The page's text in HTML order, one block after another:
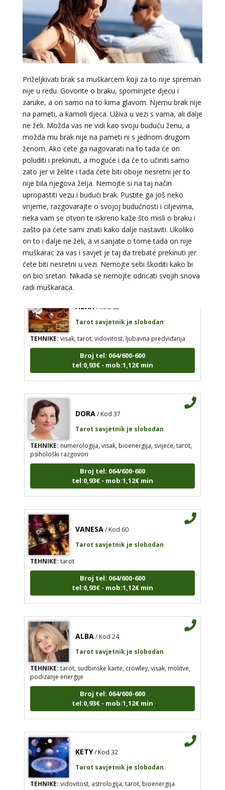
Priželjkivati brak sa muškarcem koji za to nije spreman
nije u redu. Govorite o braku, spominjete djecu i
zaruke, a on samo na to kima glavom. Njemu brak nije
na pameti, a kamoli djeca. Uživa u vezi s vama, ali dalje
ne želi. Možda vas ne vidi kao svoju buduću ženu, a
možda mu brak nije na pameti ni s jednom drugom
ženom. Ako ćete ga nagovarati na to tada će on
poluditi i prekinuti, a moguće i da će to učiniti samo
zato jer vi želite i tada ćete biti oboje nesretni jer to
nije bila njegova želja. Nemojte si na taj način
upropastiti vezu i budući brak. Pustite ga još neko
vrijeme, razgovarajte o svojoj budućnosti i ciljevima,
neka vam se otvori te iskreno kaže što misli o braku i
zašto pa ćete sami znati kako dalje nastaviti. Ukoliko
on to i dalje ne želi, a vi sanjate o tome tada on nije
muškarac za vas i savjet je taj da trebate prekinuti jer
ćete biti nesretni u vezi. Nemojte sebi škoditi kako bi
on bio sretan. Nikada se nemojte odricati svojih snova
radi muškaraca.
DIJA/ Kod 64
Tarot savjetnik je slobodan
TEHNIKE: vedska astrologija (jyotish), reiki, tarot, oracle
karte, duhovni razgovori
Broj tel: 064/600-600
tel:0,93€ - mob:1,12€ min
STOJA/ Kod 31
Tarot savjetnik je slobodan
TEHNIKE:kristalna kugla, tarot, vidovitost, visak
Broj tel: 064/600-600
tel:0,93€ - mob:1,12€ min
Tarot savjetnik je slobodan
TEHNIKE:visak, tarot, vidovitost, ljubavna predviđanja
Broj tel: 064/600-600
tel:0,93€ - mob:1,12€ min
DORA / Kod 37
Tarot savjetnik je slobodan
TEHNIKE:numerologija, visak, bioenergija, svijeće, tarot,
psihološki razgovori
Broj tel: 064/600-600
tel:0,93€ - mob:1,12€ min
VANESA / Kod 60
Tarot savjetnik je slobodan
TEHNIKE:tarot
Broj tel: 064/600-600
tel:0,93€ - mob:1,12€ min
ALBA / Kod 24
Tarot savjetnik je slobodan
TEHNIKE:tarot, sudbinske karte, crowley, visak, molitve,
podizanje energije
Broj tel: 064/600-600
tel:0,93€ - mob:1,12€ min
KETY / Kod 32
Tarot savjetnik je slobodan
TEHNIKE:vidovitost, astrologija, tarot, bioenergija